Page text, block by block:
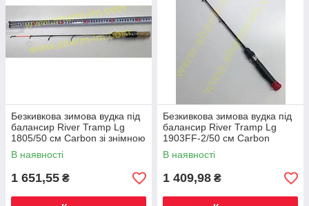
Безкивкова зимова вудка під
балансир River Tramp Lg
1805/50 см Carbon зі знімною
ручкою
В наявності
1 651,55 ₴
Безкивкова зимова вудка під
балансир River Tramp Lg
1903FF-2/50 см Carbon
Жорсткий кінчик
В наявності
1 409,98 ₴